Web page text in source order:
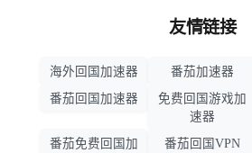
友情链接
海外回国加速器 番茄加速器
番茄回国加速器
免费回国游戏加
速器
番茄免费回国加 番茄回国VPN